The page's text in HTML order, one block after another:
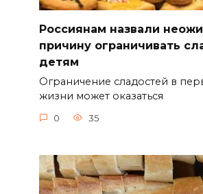
Россиянам назвали
причину ограничивать
детям
Ограничение сладостей в
жизни может оказаться
0 35